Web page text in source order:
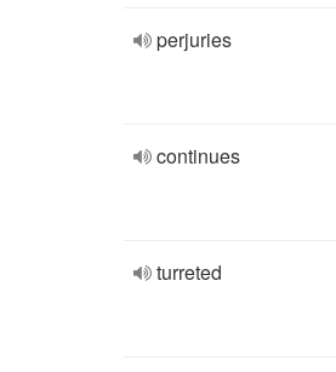
perjuries
continues
turreted